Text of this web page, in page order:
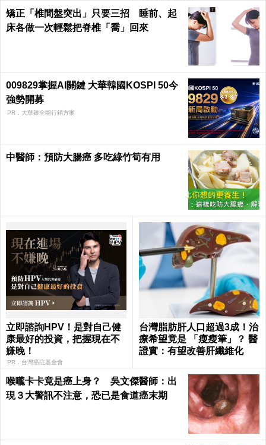
矯正「椎間盤突出」只要三招 睡前、起
床各做一次輕鬆把脊椎「喬」回來
009829掌握AI關鍵 大華韓國KOSPI 50今
強勢開募
PR．大華銀全能行銷方案
中醫師：預防大腸癌 多吃綠竹筍有用
立即諮詢HPV！是對自己健
康最好的投資，把握現在不
嫌晚！
PR．台灣癌症基金會
台灣脂肪肝人口超過3成！治
療希望竟是 「瘦瘦筆」？ 醫
證實：有望改善肝纖維化
喉嚨卡卡竟是癌上身？ 吳文傑醫師：出
現３大警訊不注意，恐已是食道癌末期